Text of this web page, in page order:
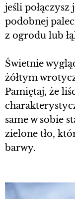
jeśli
podobnej
z ogrodu lub
Świetnie
żółtym
Pamiętaj, że
same w sobie
zielone tło,
barwy.